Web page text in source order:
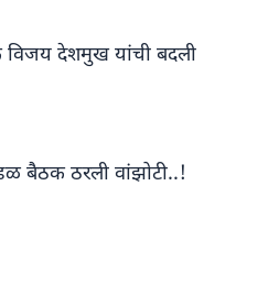
देशमुख यांची बदली
बैठक ठरली वांझोटी..!